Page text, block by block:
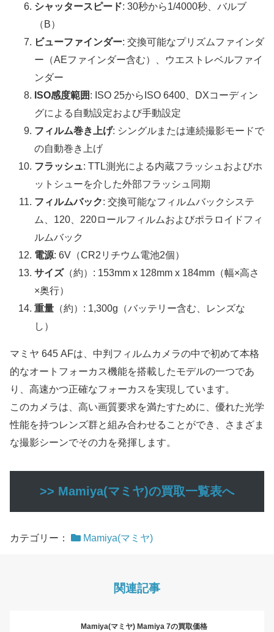
シャッタースピード: 30秒から1/4000秒、バルブ
（B）
ビューファインダー: 交換可能なプリズムファインダ
ー（AEファインダー含む）、ウエストレベルファイ
ンダー
ISO感度範囲: ISO 25からISO 6400、DXコーディン
グによる自動設定および手動設定
フィルム巻き上げ: シングルまたは連続撮影モードで
の自動巻き上げ
フラッシュ: TTL測光による内蔵フラッシュおよびホ
ットシューを介した外部フラッシュ同期
フィルムバック: 交換可能なフィルムバックシステ
ム、120、220ロールフィルムおよびポラロイドフィ
ルムバック
電源: 6V（CR2リチウム電池2個）
サイズ（約）: 153mm x 128mm x 184mm（幅×高さ
×奥行）
重量 （約）: 1,300g（バッテリー含む、レンズな
し）
マミヤ 645 AFは、中判フィルムカメラの中で初めて本格
的なオートフォーカス機能を搭載したモデルの一つであ
り、高速かつ正確なフォーカスを実現しています。
このカメラは、高い画質要求を満たすために、優れた光学
性能を持つレンズ群と組み合わせることができ、さまざま
な撮影シーンでその力を発揮します。
>> Mamiya(マミヤ)の買取一覧表へ
カテゴリー： Mamiya(マミヤ)
関連記事
Mamiya(マミヤ) Mamiya 7の買取価格